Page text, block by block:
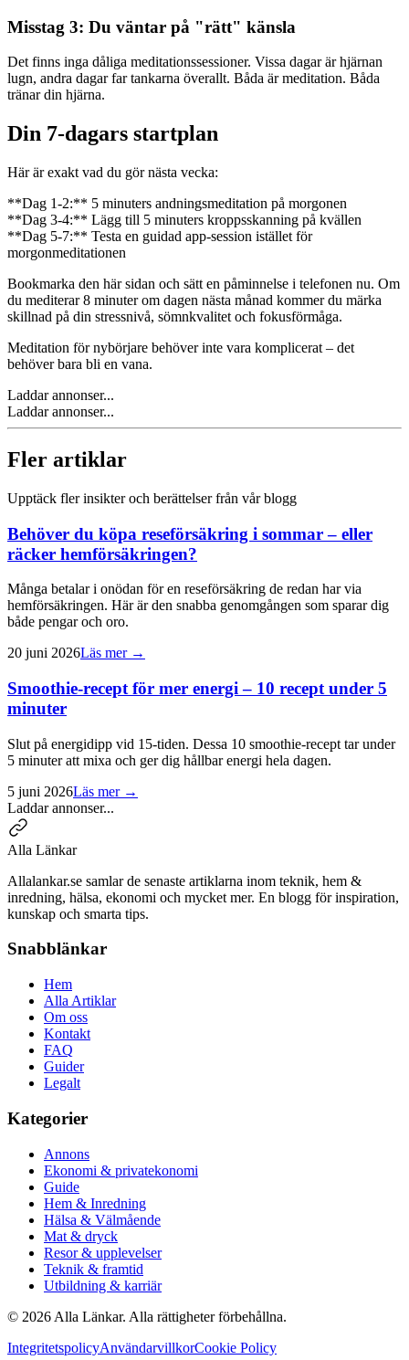
Misstag 3: Du väntar på "rätt" känsla
Det finns inga dåliga meditationssessioner. Vissa dagar är hjärnan
lugn, andra dagar far tankarna överallt. Båda är meditation. Båda
tränar din hjärna.
Din 7-dagars startplan
Här är exakt vad du gör nästa vecka:
**Dag 1-2:** 5 minuters andningsmeditation på morgonen
**Dag 3-4:** Lägg till 5 minuters kroppsskanning på kvällen
**Dag 5-7:** Testa en guidad app-session istället för
morgonmeditationen
Bookmarka den här sidan och sätt en påminnelse i telefonen nu. Om
du mediterar 8 minuter om dagen nästa månad kommer du märka
skillnad på din stressnivå, sömnkvalitet och fokusförmåga.
Meditation för nybörjare behöver inte vara komplicerat – det
behöver bara bli en vana.
Laddar annonser...
Laddar annonser...
Fler artiklar
Upptäck fler insikter och berättelser från vår blogg
Behöver du köpa reseförsäkring i sommar – eller
räcker hemförsäkringen?
Många betalar i onödan för en reseförsäkring de redan har via
hemförsäkringen. Här är den snabba genomgången som sparar dig
både pengar och oro.
20 juni 2026Läs mer →
Smoothie-recept för mer energi – 10 recept under 5
minuter
Slut på energidipp vid 15-tiden. Dessa 10 smoothie-recept tar under
5 minuter att mixa och ger dig hållbar energi hela dagen.
5 juni 2026Läs mer →
Laddar annonser...
Alla Länkar
Allalankar.se samlar de senaste artiklarna inom teknik, hem &
inredning, hälsa, ekonomi och mycket mer. En blogg för inspiration,
kunskap och smarta tips.
Snabblänkar
Hem
Alla Artiklar
Om oss
Kontakt
FAQ
Guider
Legalt
Kategorier
Annons
Ekonomi & privatekonomi
Guide
Hem & Inredning
Hälsa & Välmående
Mat & dryck
Resor & upplevelser
Teknik & framtid
Utbildning & karriär
© 2026 Alla Länkar. Alla rättigheter förbehållna.
IntegritetspolicyAnvändarvillkorCookie Policy